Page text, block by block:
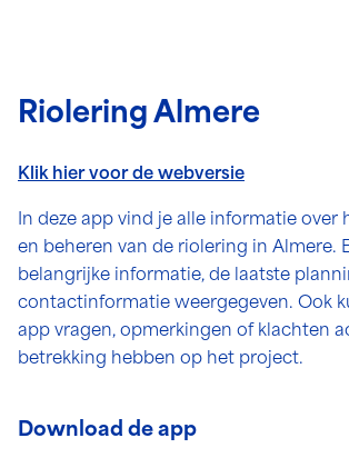
Riolering Almere
Klik hier voor de webversie
In deze app vind je alle informatie over
en beheren van de riolering in Almere.
belangrijke informatie, de laatste
contactinformatie weergegeven. Ook
app vragen, opmerkingen of klachten
betrekking hebben op het project.
Download de app